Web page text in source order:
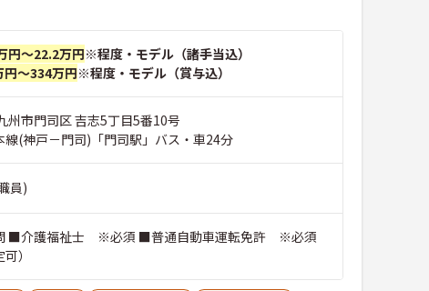
円～22.2万円※程度・モデル（諸手当込）
円～334万円※程度・モデル（賞与込）
州市門司区 吉志5丁目5番10号
線(神戸－門司)「門司駅」バス・車24分
員)
■介護福祉士 ※必須 ■普通自動車運転免許 ※必須
）